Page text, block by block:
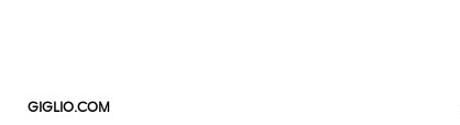
GIGLIO.COM